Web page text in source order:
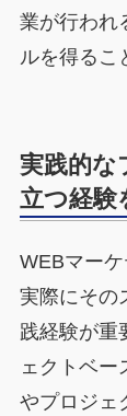
業が行われ
ルを得るこ
実践的な
立つ経験
WEBマーケ
実際にその
践経験が重
ェクトベー
やプロジェ